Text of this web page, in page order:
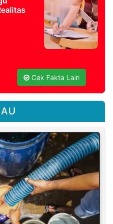
Cek Fakta Lain